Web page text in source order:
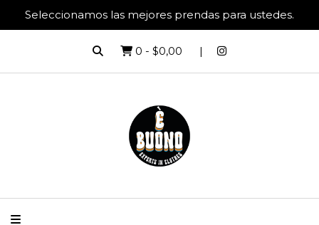
Seleccionamos las mejores prendas para ustedes.
0 - $0,00